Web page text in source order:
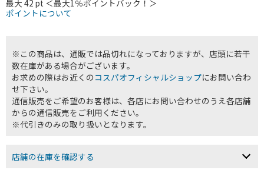
最大 42 pt ＜最大1％ポイントバック！＞
ポイントについて
※この商品は、通販では品切れになっておりますが、店頭に若干
数在庫がある場合がございます。
お求めの際はお近くの コスパオフィシャルショップにお問い合わ
せ下さい。
通信販売をご希望のお客様は、各店にお問い合わせのうえ各店舗
からの通信販売をご利用ください。
※代引きのみの取り扱いとなります。
店舗の在庫を確認する